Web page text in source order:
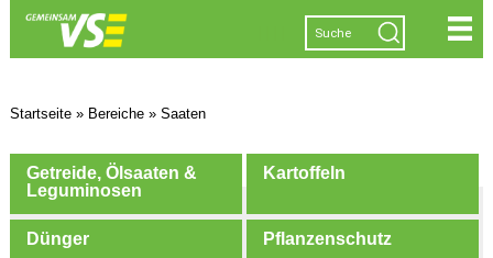
Startseite» Bereiche» Saaten
Getreide, Ölsaaten &
Leguminosen
Kartoffeln
Dünger Pflanzenschutz